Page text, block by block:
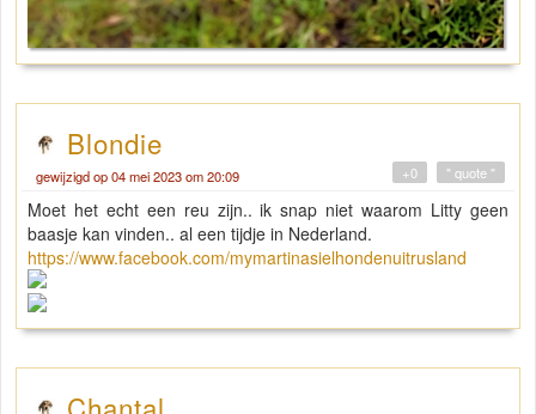
Blondie
gewijzigd op 04 mei 2023 om 20:09 " quote "
+0
Moet het echt een reu zijn.. ik snap niet waarom Litty geen
baasje kan vinden.. al een tijdje in Nederland.
https://www.facebook.com/mymartinasielhondenuitrusland